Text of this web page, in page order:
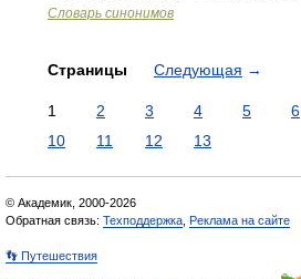
Словарь синонимов
Страницы Следующая →
1 2 3 4 5 6
10
11 12 13
© Академик, 2000-2026
Обратная связь: Техподдержка Реклама на сайте
👣 Путешествия